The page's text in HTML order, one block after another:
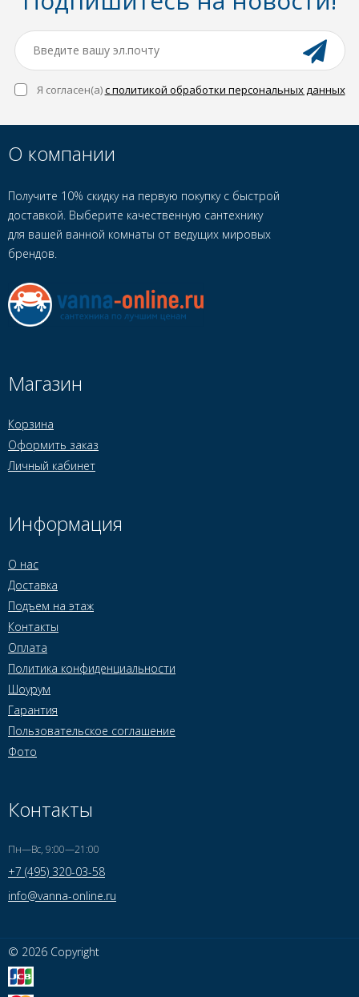
Я согласен(a)с политикой обработки персональных данных
О компании
Получите 10% скидку на первую покупку с быстрой
доставкой. Выберите качественную сантехнику
для вашей ванной комнаты от ведущих мировых
брендов.
Магазин
Корзина
Оформить заказ
Личный кабинет
Информация
О нас
Доставка
Подъем на этаж
Контакты
Оплата
Политика конфиденциальности
Шоурум
Гарантия
Пользовательское соглашение
Фото
Контакты
Пн—Вс, 9:00—21:00
+7 (495) 320-03-58
info@vanna-online.ru
© 2026 Copyright